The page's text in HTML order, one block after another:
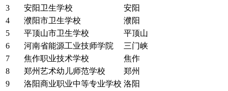
3
安阳卫生学校
安阳
4
濮阳市卫生学校
濮阳
5
平顶山市卫生学校
平顶山
6
河南省能源工业技师学院
三门峡
7
焦作职业技术学校
焦作
8
郑州艺术幼儿师范学校
郑州
9
洛阳商业职业中等专业学校 洛阳